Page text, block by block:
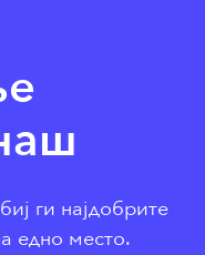
ги најдобрите
едно место.